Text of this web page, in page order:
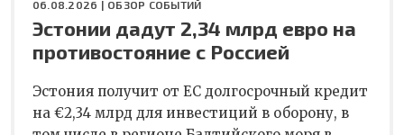
06.08.2026 | ОБЗОР СОБЫТИЙ
Эстонии дадут 2,34 млрд евро на
противостояние с Россией
Эстония получит от ЕС долгосрочный кредит
на €2,34 млрд для инвестиций в оборону, в